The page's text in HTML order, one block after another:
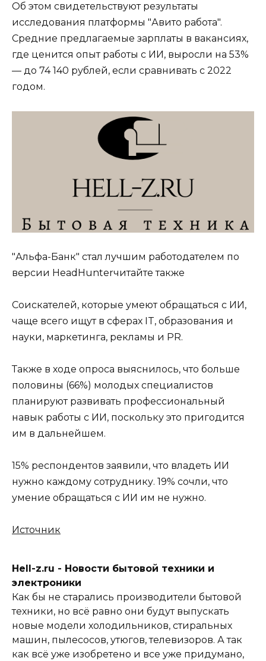
Об этом свидетельствуют результаты
исследования платформы "Авито работа".
Средние предлагаемые зарплаты в вакансиях,
где ценится опыт работы с ИИ, выросли на 53%
— до 74 140 рублей, если сравнивать с 2022
годом.
​"Альфа-Банк" стал лучшим работодателем по
версии HeadHunterчитайте также
Соискателей, которые умеют обращаться с ИИ,
чаще всего ищут в сферах IT, образования и
науки, маркетинга, рекламы и PR.
Также в ходе опроса выяснилось, что больше
половины (66%) молодых специалистов
планируют развивать профессиональный
навык работы с ИИ, поскольку это пригодится
им в дальнейшем.
15% респондентов заявили, что владеть ИИ
нужно каждому сотруднику. 19% сочли, что
умение обращаться с ИИ им не нужно.
Источник
Hell-z.ru - Новости бытовой техники и
электроники
Как бы не старались производители бытовой
техники, но всё равно они будут выпускать
новые модели холодильников, стиральных
машин, пылесосов, утюгов, телевизоров. А так
как всё уже изобретено и все уже придумано,